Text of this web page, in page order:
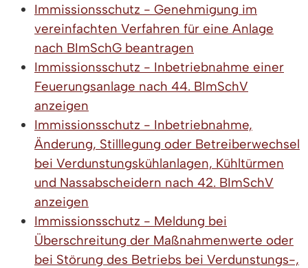
Immissionsschutz - Genehmigung im
vereinfachten Verfahren für eine Anlage
nach BImSchG beantragen
Immissionsschutz - Inbetriebnahme einer
Feuerungsanlage nach 44. BImSchV
anzeigen
Immissionsschutz - Inbetriebnahme,
Änderung, Stilllegung oder Betreiberwechsel
bei Verdunstungskühlanlagen, Kühltürmen
und Nassabscheidern nach 42. BImSchV
anzeigen
Immissionsschutz - Meldung bei
Überschreitung der Maßnahmenwerte oder
bei Störung des Betriebs bei Verdunstungs-,